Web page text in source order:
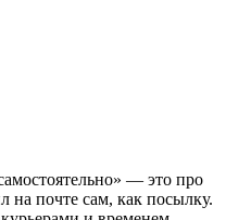
— это про
на почте сам, как посылку.